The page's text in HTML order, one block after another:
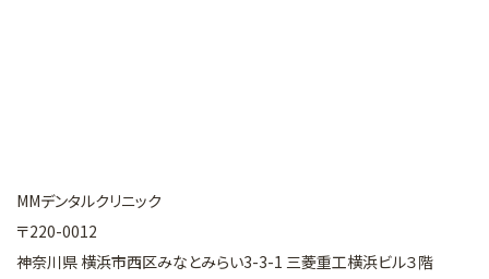
MMデンタルクリニック
〒220-0012
神奈川県 横浜市西区みなとみらい3-3-1 三菱重工横浜ビル３階